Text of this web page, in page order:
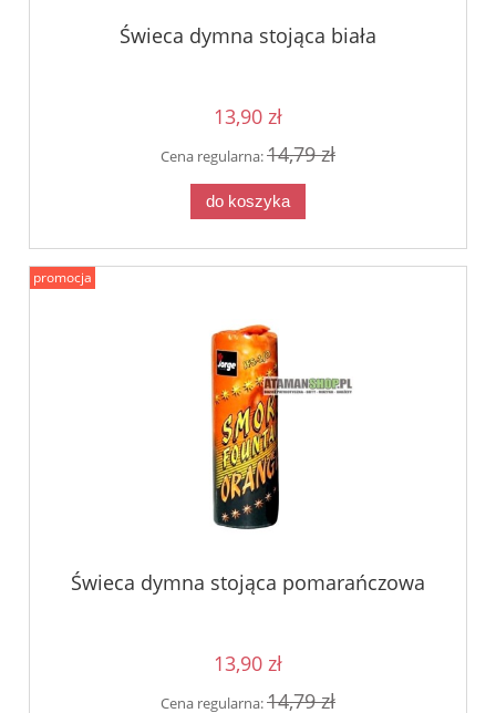
Świeca dymna stojąca biała
13,90 zł
Cena regularna:14,79 zł
do koszyka
Świeca dymna stojąca pomarańczowa
13,90 zł
Cena regularna:14,79 zł
promocja